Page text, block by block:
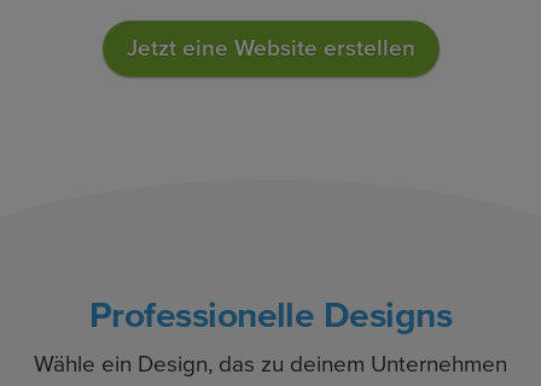
Jetzt eine Website erstellen
Professionelle Designs
Wähle ein Design, das zu deinem Unternehmen